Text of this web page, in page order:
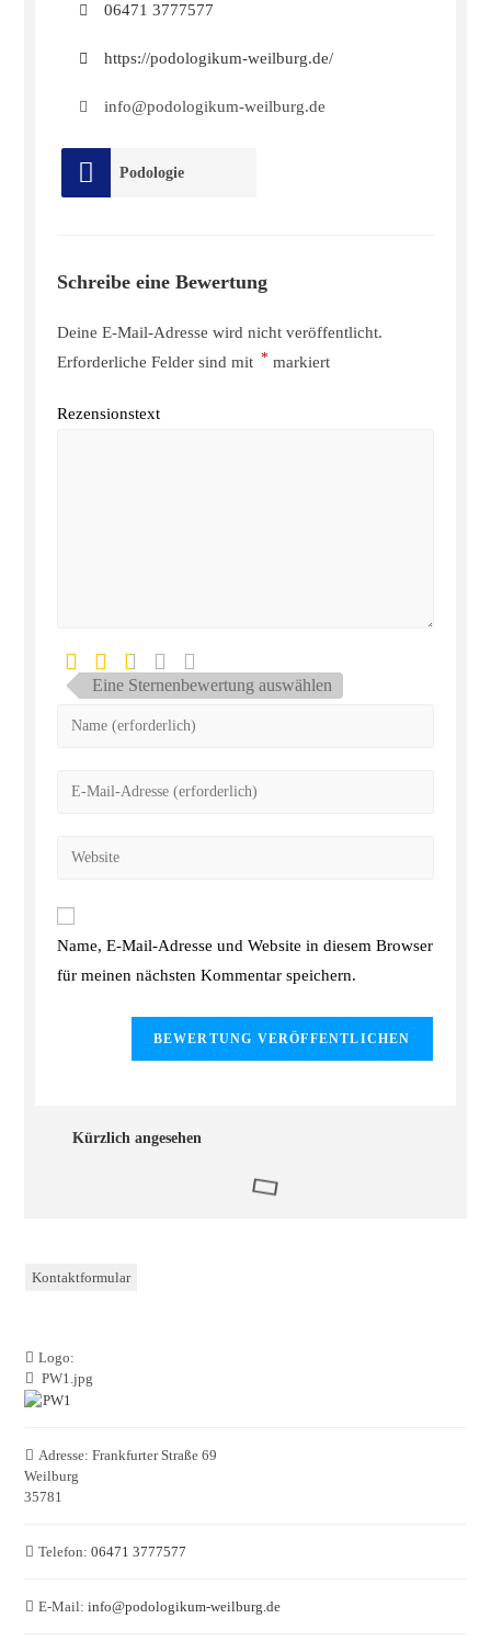
06471 3777577
https://podologikum-weilburg.de/
info@podologikum-weilburg.de
Podologie
Schreibe eine Bewertung
Deine E-Mail-Adresse wird nicht veröffentlicht.
Erforderliche Felder sind mit * markiert
Rezensionstext
Eine Sternenbewertung auswählen
Name, E-Mail-Adresse und Website in diesem Browser
für meinen nächsten Kommentar speichern.
Kürzlich angesehen
Kontaktformular
Logo:
PW1.jpg
Adresse: Frankfurter Straße 69
Weilburg
35781
Telefon: 06471 3777577
E-Mail: info@podologikum-weilburg.de